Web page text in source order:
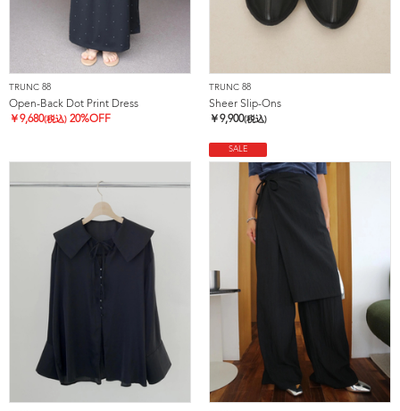
TRUNC 88
Open-Back Dot Print Dress
￥9,680(税込) 20%OFF
TRUNC 88
Sheer Slip-Ons
￥9,900(税込)
SALE